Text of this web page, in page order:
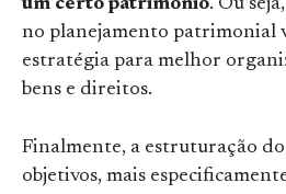
um certo patrimônio. Ou
no planejamento patrimonial
estratégia para melhor
bens e direitos.
Finalmente, a estruturação
objetivos, mais